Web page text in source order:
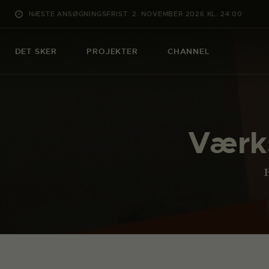
NÆSTE ANSØGNINGSFRIST: 2. NOVEMBER 2026 KL. 24:00
DET SKER PROJEKTER CHANNEL